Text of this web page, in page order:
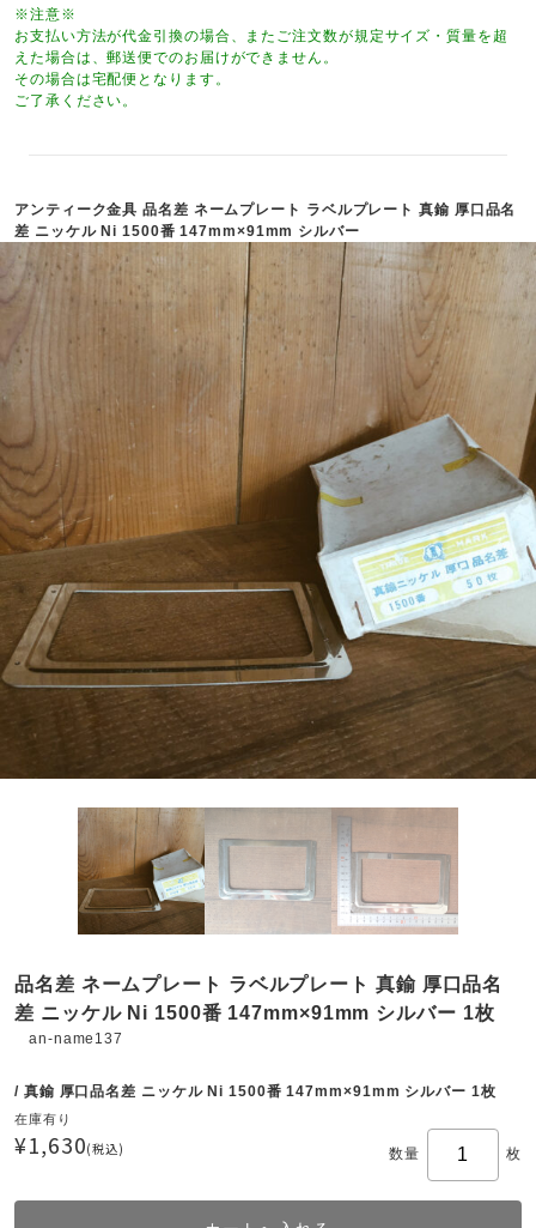
※注意※
お支払い方法が代金引換の場合、またご注文数が規定サイズ・質量を超
えた場合は、郵送便でのお届けができません。
その場合は宅配便となります。
ご了承ください。
アンティーク金具 品名差 ネームプレート ラベルプレート 真鍮 厚口品名
差 ニッケル Ni 1500番 147mm×91mm シルバー
品名差 ネームプレート ラベルプレート 真鍮 厚口品名
差 ニッケル Ni 1500番 147mm×91mm シルバー 1枚
an-name137
/ 真鍮 厚口品名差 ニッケル Ni 1500番 147mm×91mm シルバー 1枚
在庫有り
¥1,630(税込) 数量 枚